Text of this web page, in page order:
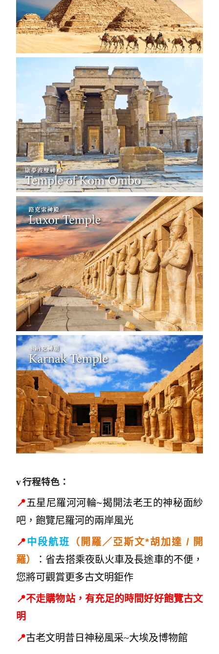
v行程特色：
📍五星尼羅河河輪~揭開法老王的神秘面紗
吧，飽覽尼羅河的兩岸風光
📍 中段航班 （開羅／亞斯文*胡加達 / 開
羅）
：省去搭乘夜臥火車及長途車的不便，
您將可觀賞更多古文明鉅作
📍不走購物站，有充足的時間好好飽覽古文
明
📍古老文明昔日神秘風采~大埃及博物館